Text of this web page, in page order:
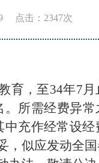
点击：2347次
育，至34年7月
所需经费异
充作经常设
，似应发动全